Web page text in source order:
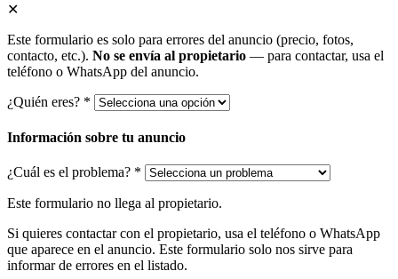
✕
Este formulario es solo para errores del anuncio (precio, fotos,
contacto, etc.). No se envía al propietario — para contactar, usa el
teléfono o WhatsApp del anuncio.
¿Quién eres? *
Información sobre tu anuncio
¿Cuál es el problema? *
Este formulario no llega al propietario.
Si quieres contactar con el propietario, usa el teléfono o WhatsApp
que aparece en el anuncio. Este formulario solo nos sirve para
informar de errores en el listado.